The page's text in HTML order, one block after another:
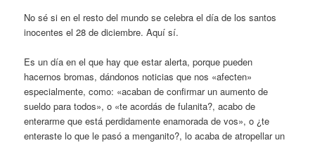
No sé si en el resto del mundo se celebra el día de los santos
inocentes el 28 de diciembre. Aquí sí.
Es un día en el que hay que estar alerta, porque pueden
hacernos bromas, dándonos noticias que nos «afecten»
especialmente, como: «acaban de confirmar un aumento de
sueldo para todos», o «te acordás de fulanita?, acabo de
enterarme que está perdidamente enamorada de vos», o ¿te
enteraste lo que le pasó a menganito?, lo acaba de atropellar un